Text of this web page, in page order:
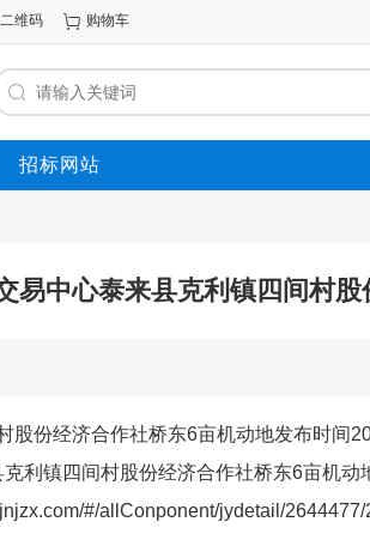
二维码 购物车
招标网站
易中心泰来县克利镇四间村
股份经济合作社桥东6亩机动地发布时间
利镇四间村股份经济合作社桥东6亩机
#/allConponent/jydetail/